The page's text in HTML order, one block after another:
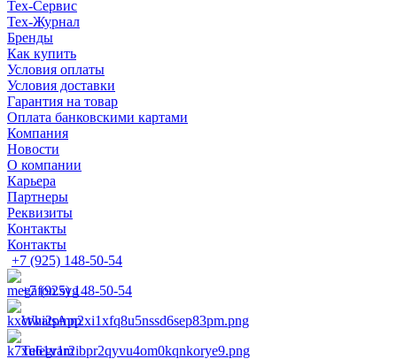
Tex-Сервис
Тех-Журнал
Бренды
Как купить
Условия оплаты
Условия доставки
Гарантия на товар
Оплата банковскими картами
Компания
Новости
О компании
Карьера
Партнеры
Реквизиты
Контакты
Контакты
+7 (925) 148-50-54
+7 (925) 148-50-54
WhatsApp
Telegram